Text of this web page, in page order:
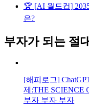
🏆 [AI 월드컵]
은?
부자가 되는 절
[해피로그]
제:THE SCIENCE
부자 부자 부자